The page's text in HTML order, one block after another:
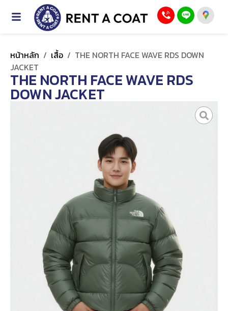
หน้าหลัก / เสื้อ / THE NORTH FACE WAVE RDS DOWN
JACKET
THE NORTH FACE WAVE RDS
DOWN JACKET